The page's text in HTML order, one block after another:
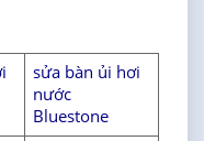
sửa bàn ủi hơi
nước
Bluestone